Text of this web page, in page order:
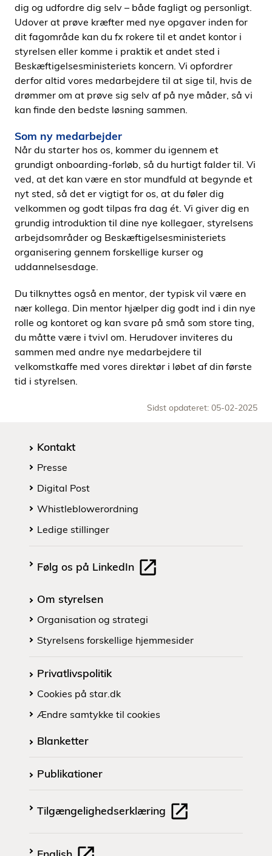
dig og udfordre dig selv – både fagligt og personligt.
Udover at prøve kræfter med nye opgaver inden for
dit fagområde kan du fx rokere til et andet kontor i
styrelsen eller komme i praktik et andet sted i
Beskæftigelsesministeriets koncern. Vi opfordrer
derfor altid vores medarbejdere til at sige til, hvis de
drømmer om at prøve sig selv af på nye måder, så vi
kan finde den bedste løsning sammen.
Som ny medarbejder
Når du starter hos os, kommer du igennem et
grundigt onboarding-forløb, så du hurtigt falder til. Vi
ved, at det kan være en stor mundfuld at begynde et
nyt sted, så det er vigtigt for os, at du føler dig
velkommen og godt tilpas fra dag ét. Vi giver dig en
grundig introduktion til dine nye kollegaer, styrelsens
arbejdsområder og Beskæftigelsesministeriets
organisering gennem forskellige kurser og
uddannelsesdage.
Du tilknyttes også en mentor, der typisk vil være en
nær kollega. Din mentor hjælper dig godt ind i din nye
rolle og kontoret og kan svare på små som store ting,
du måtte være i tvivl om. Herudover inviteres du
sammen med andre nye medarbejdere til
velkomstkaffe med vores direktør i løbet af din første
tid i styrelsen.
Sidst opdateret: 05-02-2025
Kontakt
Presse
Digital Post
Whistleblowerordning
Ledige stillinger
Følg os på LinkedIn
Om styrelsen
Organisation og strategi
Styrelsens forskellige hjemmesider
Privatlivspolitik
Cookies på star.dk
Ændre samtykke til cookies
Blanketter
Publikationer
Tilgængelighedserklæring